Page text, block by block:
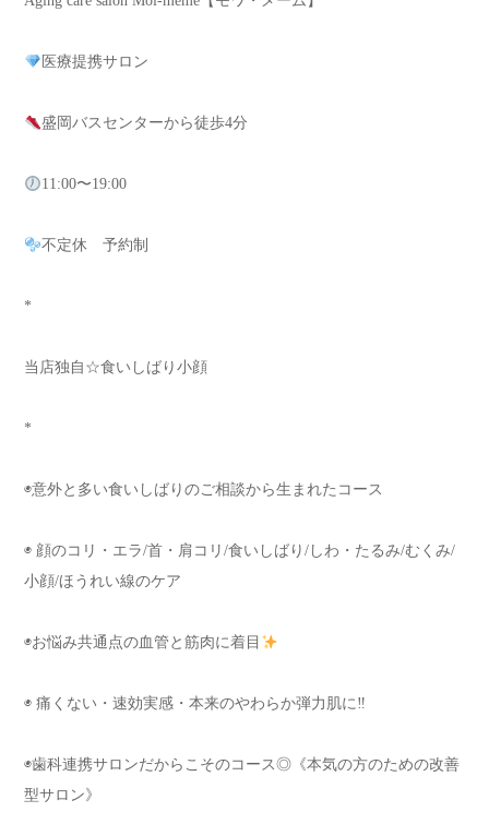
医療提携サロン
盛岡バスセンターから徒歩4分
11:00〜19:00
不定休 予約制
*
当店独自☆食いしばり小顔
*
◉意外と多い食いしばりのご相談から生まれたコース
◉ 顔のコリ・エラ/首・肩コリ/食いしばり/しわ・たるみ/むくみ/
小顔/ほうれい線のケア
◉お悩み共通点の血管と筋肉に着目
◉ 痛くない・速効実感・本来のやわらか弾力肌に‼︎
◉歯科連携サロンだからこそのコース◎《本気の方のための改善
型サロン》